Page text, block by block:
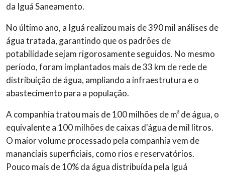
da Iguá Saneamento.
No último ano, a Iguá realizou mais de 390 mil análises de
água tratada, garantindo que os padrões de
potabilidade sejam rigorosamente seguidos. No mesmo
período, foram implantados mais de 33 km de rede de
distribuição de água, ampliando a infraestrutura e o
abastecimento para a população.
A companhia tratou mais de 100 milhões de m³ de água, o
equivalente a 100 milhões de caixas d'água de mil litros.
O maior volume processado pela companhia vem de
mananciais superficiais, como rios e reservatórios.
Pouco mais de 10% da água distribuída pela Iguá